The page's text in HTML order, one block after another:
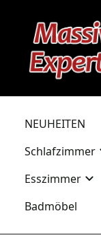
NEUHEITEN
Schlafzimmer
Esszimmer
Badmöbel